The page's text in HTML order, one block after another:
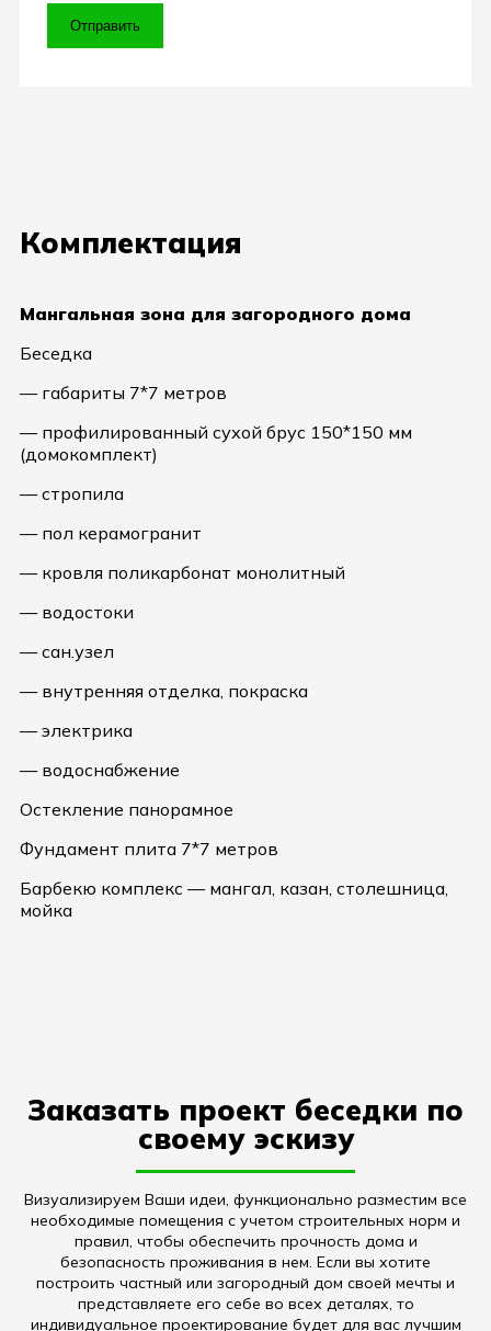
Отправить
Комплектация
Мангальная зона для загородного дома
Беседка
— габариты 7*7 метров
— профилированный сухой брус 150*150 мм
(домокомплект)
— стропила
— пол керамогранит
— кровля поликарбонат монолитный
— водостоки
— сан.узел
— внутренняя отделка, покраска
— электрика
— водоснабжение
Остекление панорамное
Фундамент плита 7*7 метров
Барбекю комплекс — мангал, казан, столешница,
мойка
Заказать проект беседки по
своему эскизу
Визуализируем Ваши идеи, функционально разместим все
необходимые помещения с учетом строительных норм и
правил, чтобы обеспечить прочность дома и
безопасность проживания в нем. Если вы хотите
построить частный или загородный дом своей мечты и
представляете его себе во всех деталях, то
индивидуальное проектирование будет для вас лучшим